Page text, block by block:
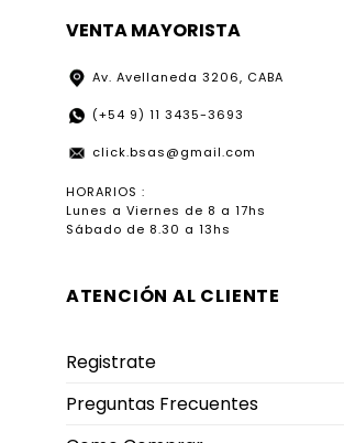
VENTA MAYORISTA
Av. Avellaneda 3206, CABA
(+54 9) 11 3435-3693
click.bsas@gmail.com
HORARIOS :
Lunes a Viernes de 8 a 17hs
Sábado de 8.30 a 13hs
ATENCIÓN AL CLIENTE
Registrate
Preguntas Frecuentes